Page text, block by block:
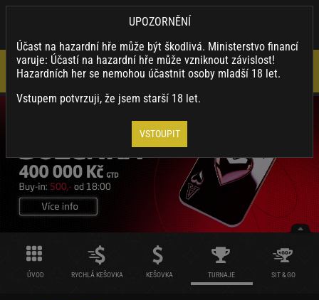
UPOZORNĚNÍ
Účast na hazardní hře může být škodlivá. Ministerstvo financí
varuje: Účastí na hazardní hře může vzniknout závislost!
Hazardních her se nemohou účastnit osoby mladší 18 let.
Vstupem potvrzuji, že jsem starší 18 let.
VSTOUPIT
ÚVOD RYCHLÁ KEŠOVKA KEŠOVKA TURNAJE SIT & GO